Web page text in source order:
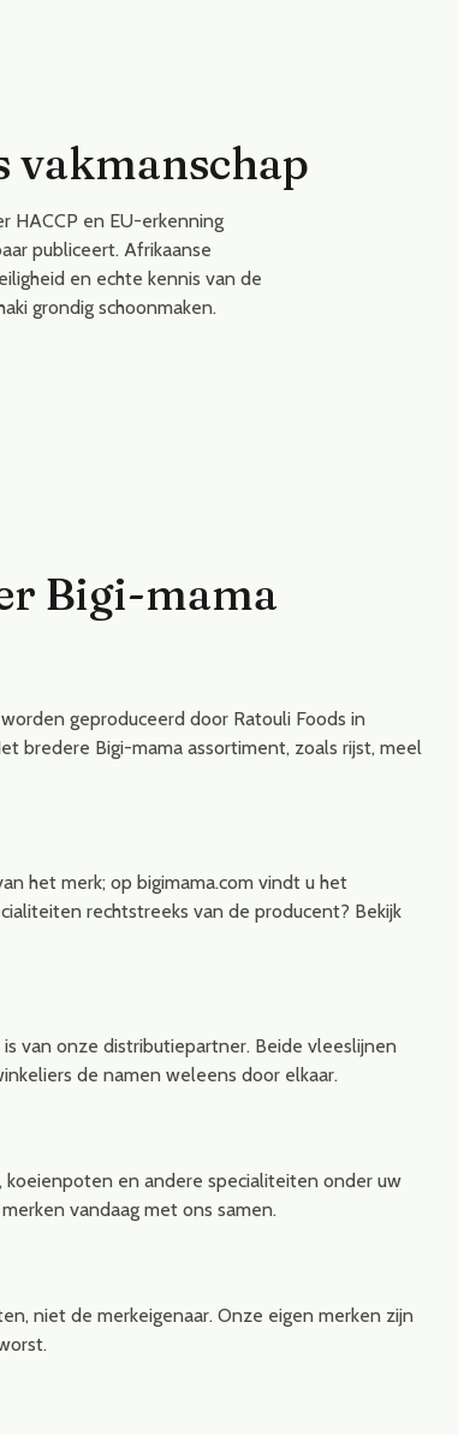
vakmanschap
HACCP en EU-erkenning
publiceert. Afrikaanse
en echte kennis van de
grondig schoonmaken.
Bigi-mama
geproduceerd door Ratouli Foods in
bredere Bigi-mama assortiment, zoals rijst, meel
het merk; op bigimama.com vindt u het
rechtstreeks van de producent? Bekijk
van onze distributiepartner. Beide vleeslijnen
de namen weleens door elkaar.
koeienpoten en andere specialiteiten onder uw
vandaag met ons samen.
niet de merkeigenaar. Onze eigen merken zijn